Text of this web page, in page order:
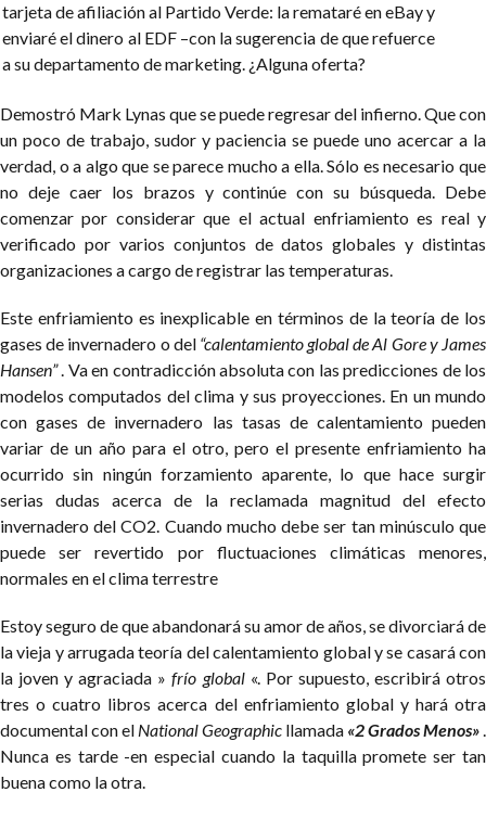
tarjeta de afiliación al Partido Verde: la remataré en eBay y
enviaré el dinero al EDF –con la sugerencia de que refuerce
a su departamento de marketing. ¿Alguna oferta?
Demostró Mark Lynas que se puede regresar del infierno. Que con
un poco de trabajo, sudor y paciencia se puede uno acercar a la
verdad, o a algo que se parece mucho a ella. Sólo es necesario que
no deje caer los brazos y continúe con su búsqueda. Debe
comenzar por considerar que el actual enfriamiento es real y
verificado por varios conjuntos de datos globales y distintas
organizaciones a cargo de registrar las temperaturas.
Este enfriamiento es inexplicable en términos de la teoría de los
gases de invernadero o del “calentamiento global de Al Gore y James
Hansen”. Va en contradicción absoluta con las predicciones de los
modelos computados del clima y sus proyecciones. En un mundo
con gases de invernadero las tasas de calentamiento pueden
variar de un año para el otro, pero el presente enfriamiento ha
ocurrido sin ningún forzamiento aparente, lo que hace surgir
serias dudas acerca de la reclamada magnitud del efecto
invernadero del CO2. Cuando mucho debe ser tan minúsculo que
puede ser revertido por fluctuaciones climáticas menores,
normales en el clima terrestre
Estoy seguro de que abandonará su amor de años, se divorciará de
la vieja y arrugada teoría del calentamiento global y se casará con
la joven y agraciada »frío global «. Por supuesto, escribirá otros
tres o cuatro libros acerca del enfriamiento global y hará otra
documental con el National Geographic llamada «2 Grados Menos».
Nunca es tarde -en especial cuando la taquilla promete ser tan
buena como la otra.